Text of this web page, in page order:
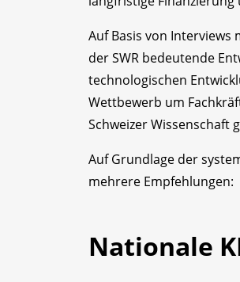
Auf Basis von
der SWR bedeutende
technologischen
Wettbewerb um
Schweizer Wissenschaft
Auf Grundlage der
mehrere Empfehlungen:
Nationale